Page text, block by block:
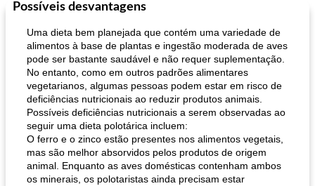
Possíveis desvantagens
Uma dieta bem planejada que contém uma variedade de
alimentos à base de plantas e ingestão moderada de aves
pode ser bastante saudável e não requer suplementação.
No entanto, como em outros padrões alimentares
vegetarianos, algumas pessoas podem estar em risco de
deficiências nutricionais ao reduzir produtos animais.
Possíveis deficiências nutricionais a serem observadas ao
seguir uma dieta polotárica incluem:
O ferro e o zinco estão presentes nos alimentos vegetais,
mas são melhor absorvidos pelos produtos de origem
animal. Enquanto as aves domésticas contenham ambos
os minerais, os polotaristas ainda precisam estar